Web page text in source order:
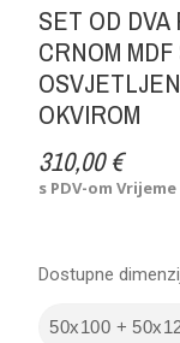
SET OD
CRNOM
OKVIROM
310,00 €
s PDV-om
Dostupne